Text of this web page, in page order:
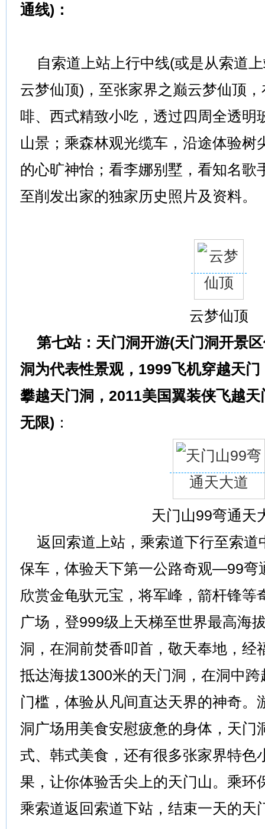
通线)：
自索道上站上行中线(或是从索道
云梦仙顶)，至张家界之巅云梦仙顶
啡、西式精致小吃，透过四周全透明
山景；乘森林观光缆车，沿途体验树
的心旷神怡；看李娜别墅，看知名歌
至削发出家的独家历史照片及资料。
云梦仙顶
第七站：天门洞开游(天门洞开景
洞为代表性景观，1999飞机穿越天
攀越天门洞，2011美国翼装侠飞越
无限) ：
天门山99弯通天
返回索道上站，乘索道下行至索道
保车，体验天下第一公路奇观—99弯
欣赏金龟驮元宝，将军峰，箭杆锋等
广场，登999级上天梯至世界最高海
洞，在洞前焚香叩首，敬天奉地，经
抵达海拔1300米的天门洞，在洞中
门槛，体验从凡间直达天界的神奇。
洞广场用美食安慰疲惫的身体，天门
式、韩式美食，还有很多张家界特色
果，让你体验舌尖上的天门山。乘环
乘索道返回索道下站，结束一天的天